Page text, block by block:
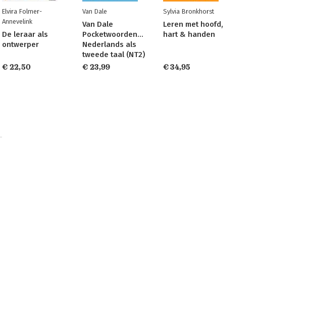
Elvira Folmer-
Annevelink
De leraar als
ontwerper
€ 22,50
Van Dale
Van Dale
Pocketwoordenboek
Nederlands als
tweede taal (NT2)
€ 23,99
Sylvia Bronkhorst
Leren met hoofd,
hart & handen
€ 34,95